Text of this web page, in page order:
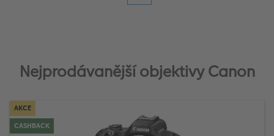
Nejprodávanější objektivy Canon
AKCE
CASHBACK